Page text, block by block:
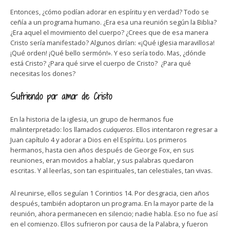
Entonces, ¿cómo podían adorar en espíritu y en verdad? Todo se
ceñía a un programa humano. ¿Era esa una reunión según la Biblia?
¿Era aquel el movimiento del cuerpo? ¿Crees que de esa manera
Cristo sería manifestado? Algunos dirían: «¡Qué iglesia maravillosa!
¡Qué orden! ¡Qué bello sermón!». Y eso sería todo. Mas, ¿dónde
está Cristo? ¿Para qué sirve el cuerpo de Cristo? ¿Para qué
necesitas los dones?
Sufriendo por amor de Cristo
En la historia de la iglesia, un grupo de hermanos fue
malinterpretado: los llamados cuáqueros. Ellos intentaron regresar a
Juan capítulo 4 y adorar a Dios en el Espíritu. Los primeros
hermanos, hasta cien años después de George Fox, en sus
reuniones, eran movidos a hablar, y sus palabras quedaron
escritas. Y al leerlas, son tan espirituales, tan celestiales, tan vivas.
Al reunirse, ellos seguían 1 Corintios 14. Por desgracia, cien años
después, también adoptaron un programa. En la mayor parte de la
reunión, ahora permanecen en silencio; nadie habla. Eso no fue así
en el comienzo. Ellos sufrieron por causa de la Palabra, y fueron